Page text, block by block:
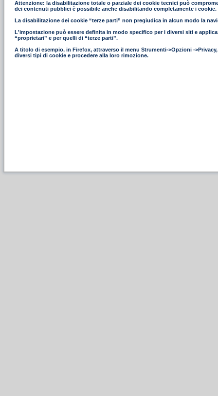
Attenzione: la disabilitazione totale o parziale dei cookie tecnici può
dei contenuti pubblici è possibile anche disabilitando completamente i cookie.
La disabilitazione dei cookie “terze parti” non pregiudica in alcun modo la
L'impostazione può essere definita in modo specifico per i diversi siti e
“proprietari” e per quelli di “terze parti”.
A titolo di esempio, in Firefox, attraverso il menu Strumenti->Opzioni -
diversi tipi di cookie e procedere alla loro rimozione.